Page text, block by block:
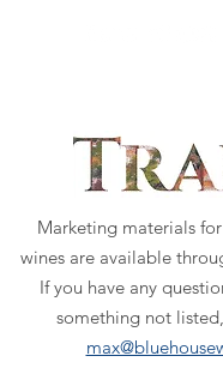
Marketing materials
wines are available
If you have any
something not